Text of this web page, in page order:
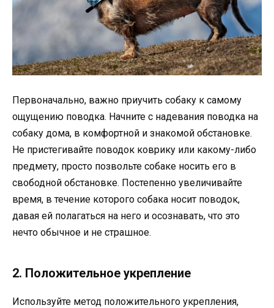
Первоначально, важно приучить собаку к самому
ощущению поводка. Начните с надевания поводка на
собаку дома, в комфортной и знакомой обстановке.
Не пристегивайте поводок коврику или какому-либо
предмету, просто позвольте собаке носить его в
свободной обстановке. Постепенно увеличивайте
время, в течение которого собака носит поводок,
давая ей полагаться на него и осознавать, что это
нечто обычное и не страшное.
2. Положительное укрепление
Используйте метод положительного укрепления,